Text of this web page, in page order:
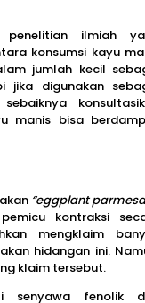
ilmiah
konsumsi kayu
jumlah kecil
jika digunakan
manis bisa
“eggplant
kontraksi
mengklaim
hidangan ini.
klaim tersebut.
senyawa fenolik